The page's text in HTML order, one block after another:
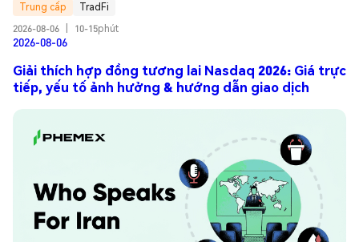
Trung cấp
TradFi
2026-08-06
10-15phút
2026-08-06
Giải thích hợp đồng tương lai Nasdaq 2026: Giá trực
tiếp, yếu tố ảnh hưởng & hướng dẫn giao dịch